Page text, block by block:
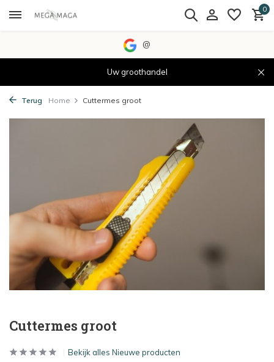
0
@
Uw groothandel
Terug Home Cuttermes groot
Cuttermes groot
Bekijk alles Nieuwe producten